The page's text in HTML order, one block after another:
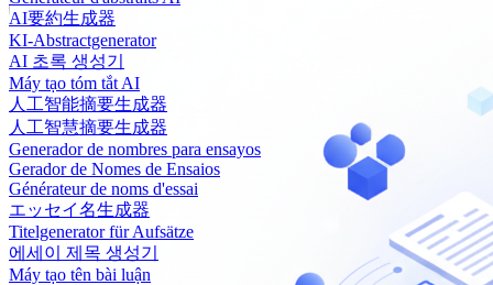
AI要約生成器
KI-Abstractgenerator
AI 초록 생성기
Máy tạo tóm tắt AI
人工智能摘要生成器
人工智慧摘要生成器
Generador de nombres para ensayos
Gerador de Nomes de Ensaios
Générateur de noms d'essai
エッセイ名生成器
Titelgenerator für Aufsätze
에세이 제목 생성기
Máy tạo tên bài luận